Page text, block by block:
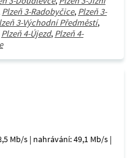
Plzeň 3-Radobyčice, Plzeň 3-
3-Východní Předměstí,
Plzeň 4-Újezd, Plzeň 4-
Mb/s | nahrávání: 49,1 Mb/s |